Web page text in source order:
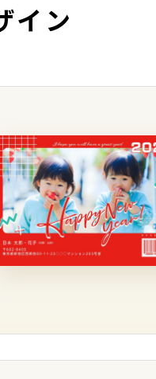
イン